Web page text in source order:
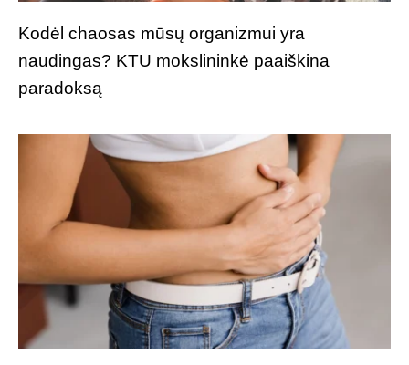
Kodėl chaosas mūsų organizmui yra
naudingas? KTU mokslininkė paaiškina
paradoksą